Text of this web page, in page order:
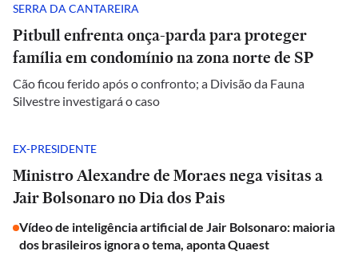
SERRA DA CANTAREIRA
Pitbull enfrenta onça-parda para proteger
família em condomínio na zona norte de SP
Cão ficou ferido após o confronto; a Divisão da Fauna
Silvestre investigará o caso
EX-PRESIDENTE
Ministro Alexandre de Moraes nega visitas a
Jair Bolsonaro no Dia dos Pais
Vídeo de inteligência artificial de Jair Bolsonaro: maioria
dos brasileiros ignora o tema, aponta Quaest